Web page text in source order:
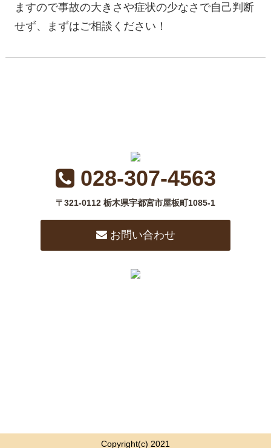
ますので事故の大きさや症状の少なさで自己判断
せず、まずはご相談ください！
028-307-4563
〒321-0112 栃木県宇都宮市屋板町1085-1
お問い合わせ
Copyright(c) 2021